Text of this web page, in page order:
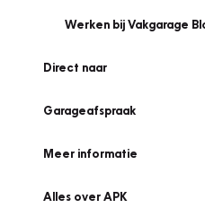
Werken bij Vakgarage
Direct naar
Garageafspraak
Meer informatie
Alles over APK